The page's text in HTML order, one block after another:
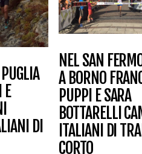
E
DI
NEL SAN
A BORNO
PUPPI E SARA
BOTTARELLI
ITALIANI DI
CORTO